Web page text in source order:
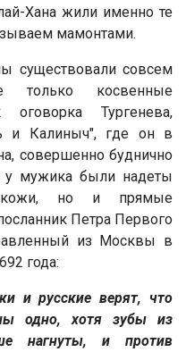
Хана жили именно те
мамонтами.
существовали совсем
только косвенные
оговорка Тургенева,
и Калиныч", где он в
совершенно буднично
у мужика были надеты
кожи, но и прямые
Петра Первого
из Москвы в
года:
и русские верят, что
одно, хотя зубы из
нагнуты, и против